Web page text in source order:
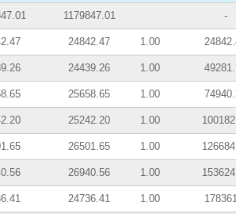
1179847.01 -
24842.47 1.00
24439.26 1.00
25658.65 1.00
25242.20 1.00
26501.65 1.00
26940.56 1.00
24736.41 1.00